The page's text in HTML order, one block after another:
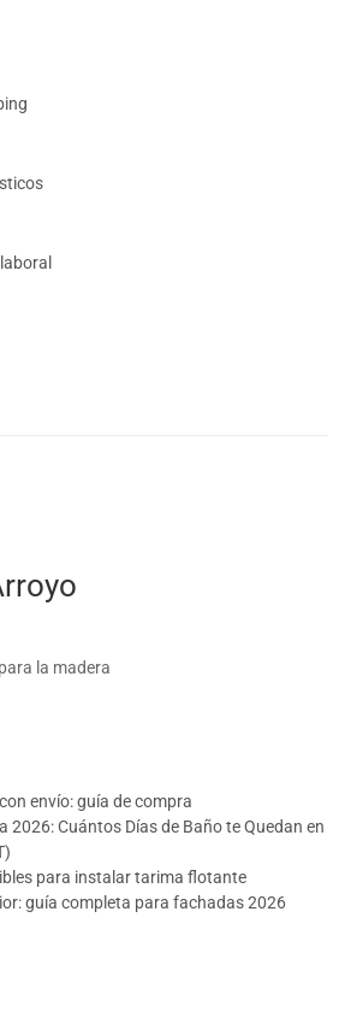
la madera
envío: guía de compra
2026: Cuántos Días de Baño te Quedan en
para instalar tarima flotante
guía completa para fachadas 2026